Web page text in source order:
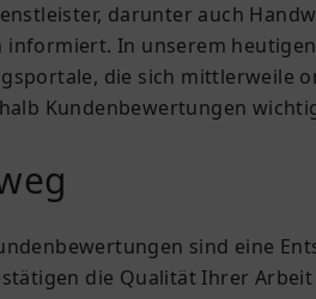
darunter auch
In unserem
die sich mittlerweile
Kundenbewertungen
sind eine
die Qualität Ihrer